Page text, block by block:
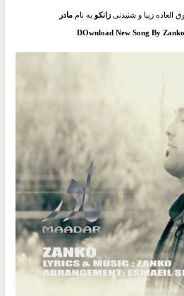
العاده زیبا و شنیدنی زانکو به نام مادر
DOwnload New Song By